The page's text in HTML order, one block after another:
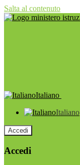
Salta al contenuto
Italiano
Italiano
Accedi
Accedi